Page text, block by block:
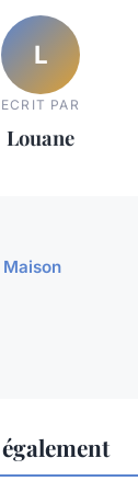
L
ECRIT PAR
Louane